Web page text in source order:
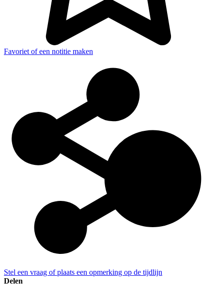
Favoriet of een notitie maken
Stel een vraag of plaats een opmerking op de tijdlijn
Delen